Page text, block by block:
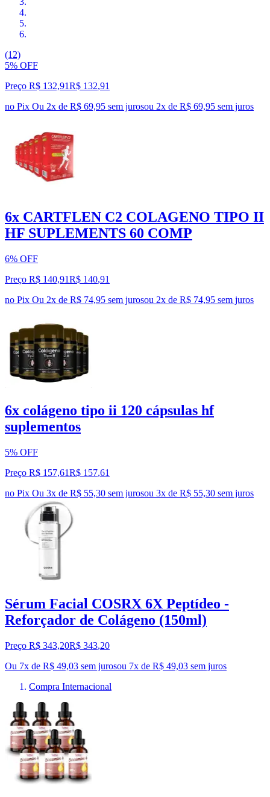
(12)
5% OFF
Preço R$ 132,91R$ 132,91
no Pix Ou 2x de R$ 69,95 sem jurosou 2x de R$ 69,95 sem juros
6x CARTFLEN C2 COLAGENO TIPO II
HF SUPLEMENTS 60 COMP
6% OFF
Preço R$ 140,91R$ 140,91
no Pix Ou 2x de R$ 74,95 sem jurosou 2x de R$ 74,95 sem juros
6x colágeno tipo ii 120 cápsulas hf
suplementos
5% OFF
Preço R$ 157,61R$ 157,61
no Pix Ou 3x de R$ 55,30 sem jurosou 3x de R$ 55,30 sem juros
Sérum Facial COSRX 6X Peptídeo -
Reforçador de Colágeno (150ml)
Preço R$ 343,20R$ 343,20
Ou 7x de R$ 49,03 sem jurosou 7x de R$ 49,03 sem juros
Compra Internacional